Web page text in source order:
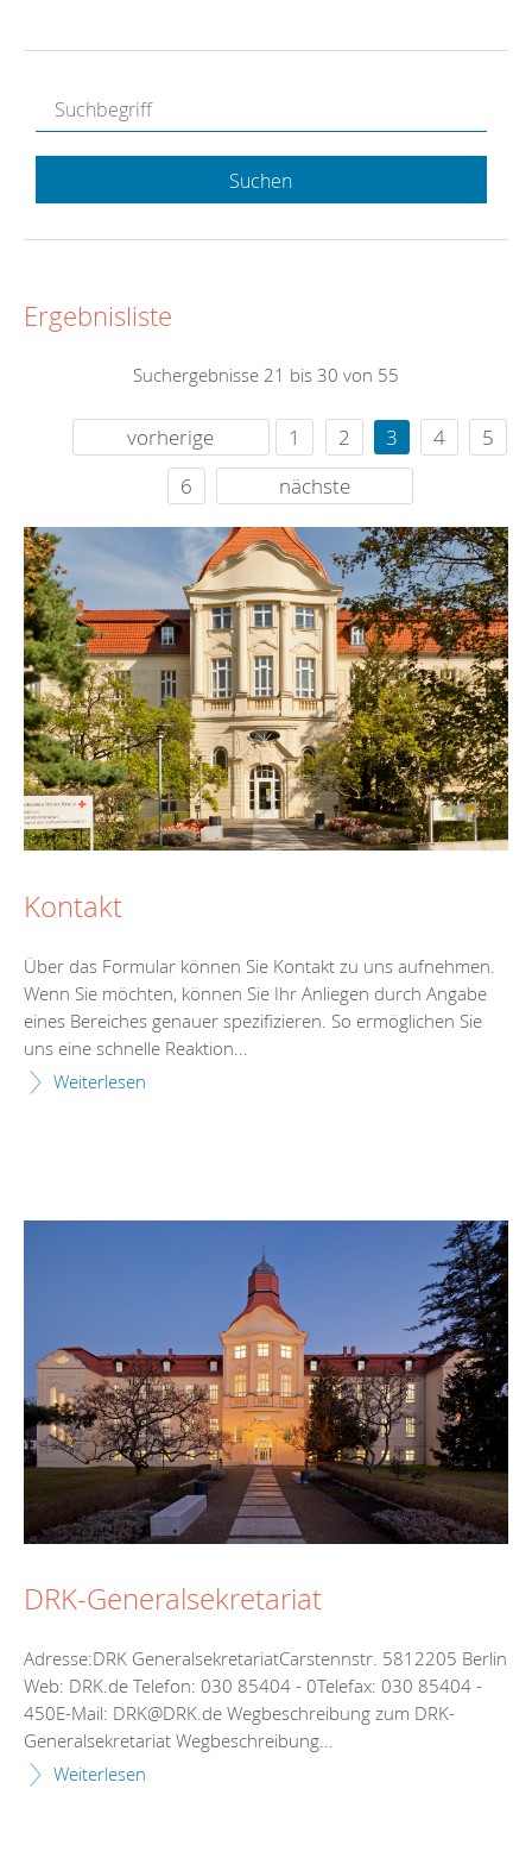
Suchen
Ergebnisliste
Suchergebnisse 21 bis 30 von 55
vorherige 1 2 3 4
5
6
nächste
Kontakt
Über das Formular können Sie Kontakt zu uns aufnehmen.
Wenn Sie möchten, können Sie Ihr Anliegen durch Angabe
eines Bereiches genauer spezifizieren. So ermöglichen Sie
uns eine schnelle Reaktion...
Weiterlesen
DRK-Generalsekretariat
Adresse:DRK GeneralsekretariatCarstennstr. 5812205 Berlin
Web: DRK.de Telefon: 030 85404 - 0Telefax: 030 85404 -
450E-Mail: DRK@DRK.de Wegbeschreibung zum DRK-
Generalsekretariat Wegbeschreibung...
Weiterlesen